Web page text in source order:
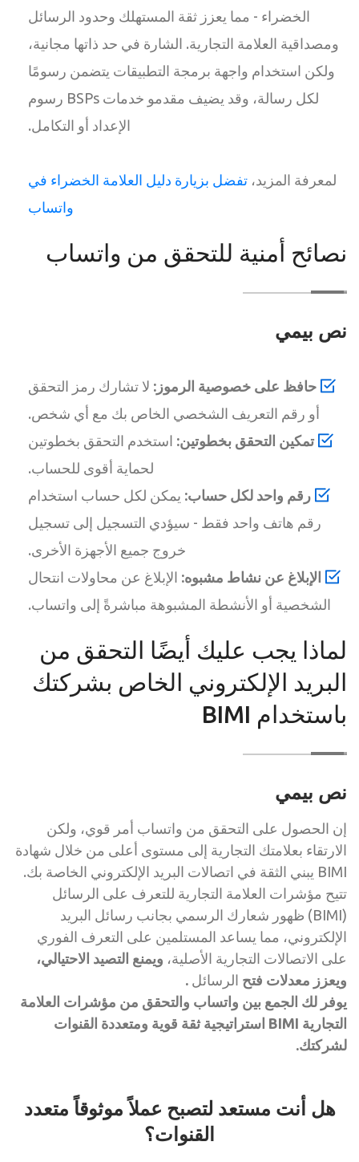
الخضراء - مما يعزز ثقة المستهلك وحدود الرسائل
ومصداقية العلامة التجارية. الشارة في حد ذاتها مجانية،
ولكن استخدام واجهة برمجة التطبيقات يتضمن رسومًا
لكل رسالة، وقد يضيف مقدمو خدمات BSPs رسوم
الإعداد أو التكامل.
لمعرفة المزيد، تفضل بزيارة دليل العلامة الخضراء في
واتساب
نصائح أمنية للتحقق من واتساب
نص بيمي
حافظ على خصوصية الرموز: لا تشارك رمز التحقق
أو رقم التعريف الشخصي الخاص بك مع أي شخص.
تمكين التحقق بخطوتين: استخدم التحقق بخطوتين
لحماية أقوى للحساب.
رقم واحد لكل حساب: يمكن لكل حساب استخدام
رقم هاتف واحد فقط - سيؤدي التسجيل إلى تسجيل
خروج جميع الأجهزة الأخرى.
الإبلاغ عن نشاط مشبوه: الإبلاغ عن محاولات انتحال
الشخصية أو الأنشطة المشبوهة مباشرةً إلى واتساب.
لماذا يجب عليك أيضًا التحقق من
البريد الإلكتروني الخاص بشركتك
باستخدام BIMI
نص بيمي
إن الحصول على التحقق من واتساب أمر قوي، ولكن
الارتقاء بعلامتك التجارية إلى مستوى أعلى من خلال شهادة
BIMI يبني الثقة في اتصالات البريد الإلكتروني الخاصة بك.
تتيح مؤشرات العلامة التجارية للتعرف على الرسائل
(BIMI) ظهور شعارك الرسمي بجانب رسائل البريد
الإلكتروني، مما يساعد المستلمين على التعرف الفوري
على الاتصالات التجارية الأصلية، ويمنع التصيد الاحتيالي،
ويعزز معدلات فتح الرسائل .
يوفر لك الجمع بين واتساب والتحقق من مؤشرات العلامة
التجارية BIMI استراتيجية ثقة قوية ومتعددة القنوات
لشركتك.
هل أنت مستعد لتصبح عملاً موثوقاً متعدد
القنوات؟